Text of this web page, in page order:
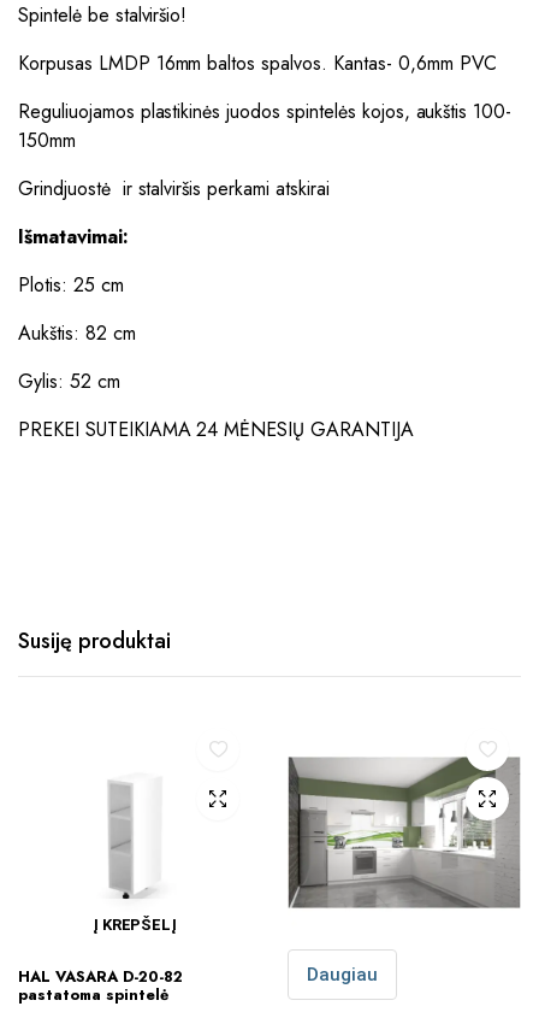
Spintelė be stalviršio!
Korpusas LMDP 16mm baltos spalvos. Kantas- 0,6mm PVC
Reguliuojamos plastikinės juodos spintelės kojos, aukštis 100-
150mm
Grindjuostė ir stalviršis perkami atskirai
Išmatavimai:
Plotis: 25 cm
Aukštis: 82 cm
Gylis: 52 cm
PREKEI SUTEIKIAMA 24 MĖNESIŲ GARANTIJA
Susiję produktai
Į KREPŠELĮ
HAL VASARA D-20-82
pastatoma spintelė
Daugiau